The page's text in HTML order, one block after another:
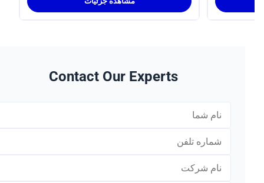
Contact Our Experts